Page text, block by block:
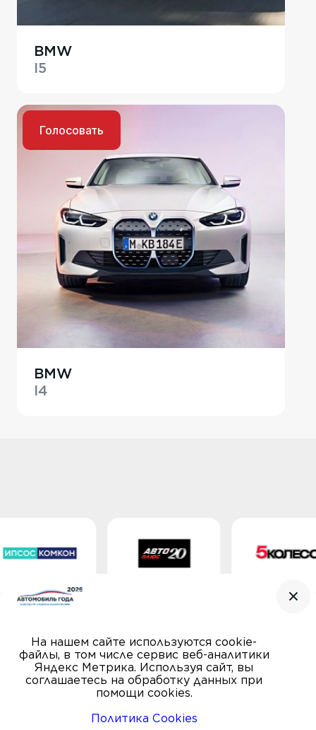
BMW
I5
Голосовать
BMW
I4
© Автомобиль года, 2000—2026
На нашем сайте используются cookie-
файлы, в том числе сервис веб-аналитики
Яндекс Метрика. Используя сайт, вы
соглашаетесь на обработку данных при
помощи cookies.
Политика Cookies